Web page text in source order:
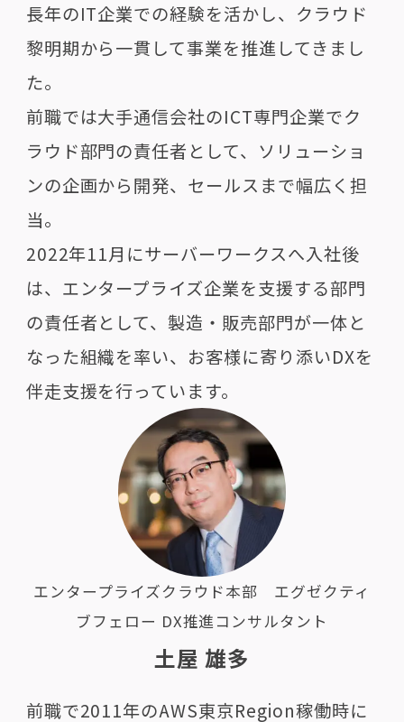
長年のIT企業での経験を活かし、クラウド
黎明期から一貫して事業を推進してきまし
た。
前職では大手通信会社のICT専門企業でク
ラウド部門の責任者として、ソリューショ
ンの企画から開発、セールスまで幅広く担
当。
2022年11月にサーバーワークスへ入社後
は、エンタープライズ企業を支援する部門
の責任者として、製造・販売部門が一体と
なった組織を率い、お客様に寄り添いDXを
伴走支援を行っています。
エンタープライズクラウド本部 エグゼクティ
ブフェロー DX推進コンサルタント
土屋 雄多
前職で2011年のAWS東京Region稼働時に